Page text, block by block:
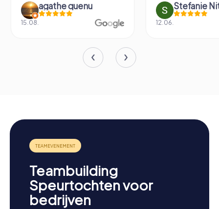
agathe quenu
15.08.
Stefanie
12.06.
Teambuilding
Speurtochten voor
bedrijven